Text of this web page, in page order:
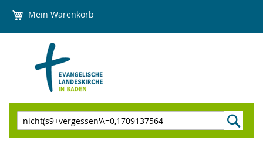
Mein Warenkorb
zum
Suchen